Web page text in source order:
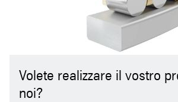
Volete realizzare il vostro
noi?